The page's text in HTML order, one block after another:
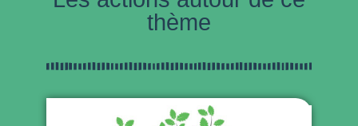
thème